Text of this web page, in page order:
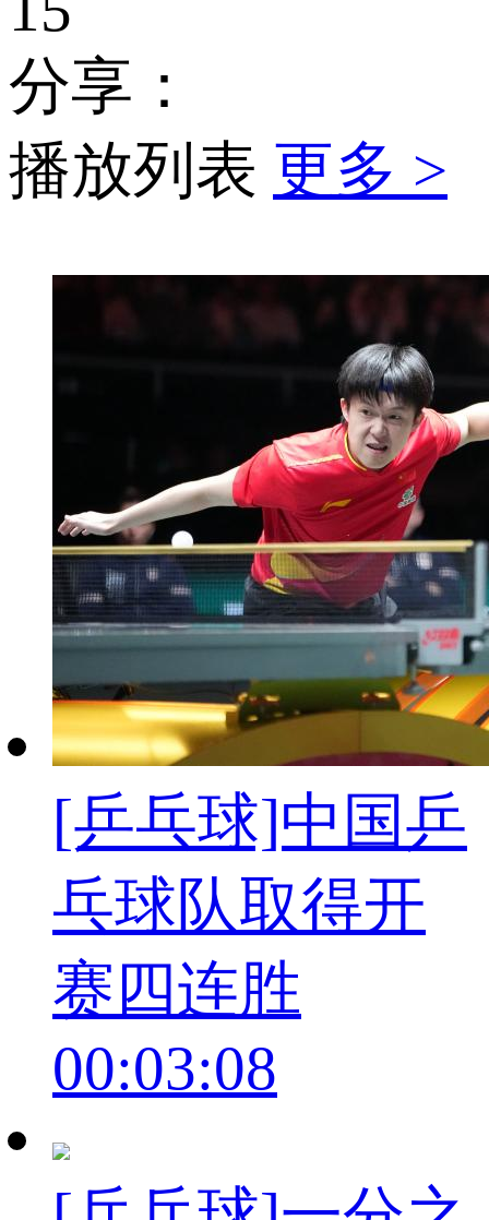
分享：
播放列表 更多 >
[乒乓球]中国乒
乓球队取得开
赛四连胜
00:03:08